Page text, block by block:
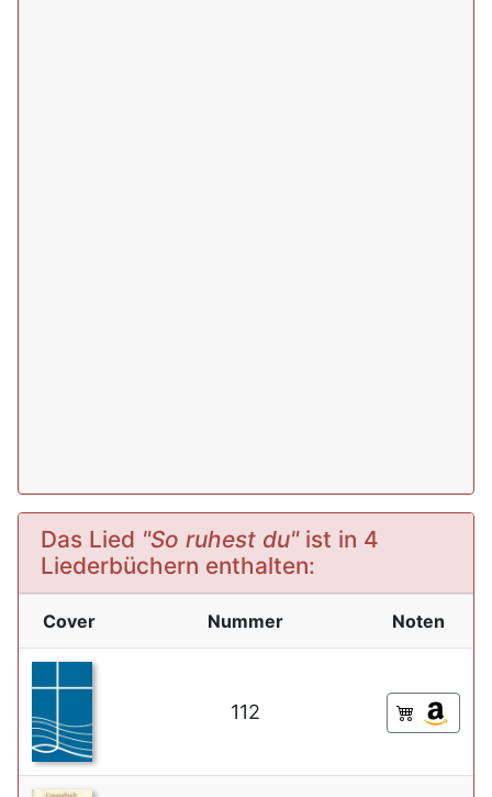
Das Lied "So ruhest du"ist in 4
Liederbüchern enthalten:
Cover Nummer Noten
112